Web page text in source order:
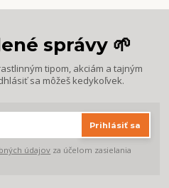
správy 🌱
tipom, akciám a tajným
sa môžeš kedykoľvek.
Prihlásiť sa
údajov za účelom zasielania